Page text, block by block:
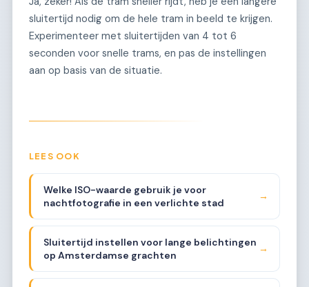
sluitertijd nodig om de hele tram in beeld te krijgen.
Experimenteer met sluitertijden van 4 tot 6
seconden voor snelle trams, en pas de instellingen
aan op basis van de situatie.
LEES OOK
Welke ISO-waarde gebruik je voor
nachtfotografie in een verlichte stad
→
Sluitertijd instellen voor lange belichtingen
op Amsterdamse grachten
→